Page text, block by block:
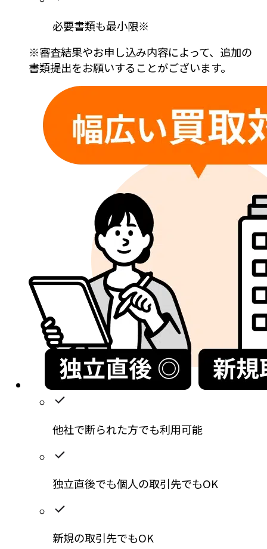
必要書類も最小限※
※審査結果やお申し込み内容によって、追加の
書類提出をお願いすることがございます。
他社で断られた方でも利用可能
独立直後でも個人の取引先でもOK
新規の取引先でもOK